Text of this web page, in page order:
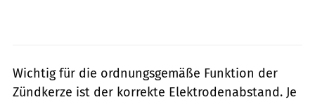
Wichtig für die ordnungsgemäße Funktion der
Zündkerze ist der korrekte Elektrodenabstand. Je